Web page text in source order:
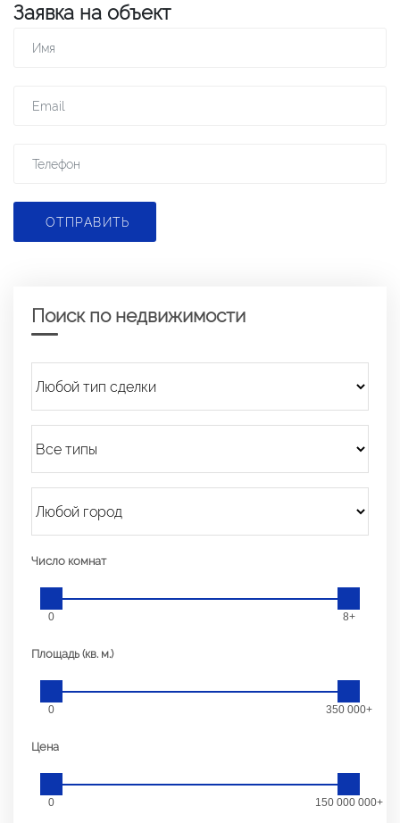
Заявка на объект
ОТПРАВИТЬ
Поиск по недвижимости
Число комнат
0 8+
Площадь (кв. м.)
0 350 000+
Цена
0 150 000 000+